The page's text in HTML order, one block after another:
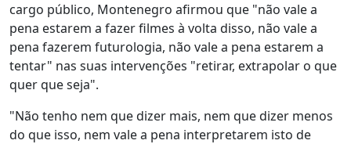
cargo público, Montenegro afirmou que "não vale a
pena estarem a fazer filmes à volta disso, não vale a
pena fazerem futurologia, não vale a pena estarem a
tentar" nas suas intervenções "retirar, extrapolar o que
quer que seja".
"Não tenho nem que dizer mais, nem que dizer menos
do que isso, nem vale a pena interpretarem isto de